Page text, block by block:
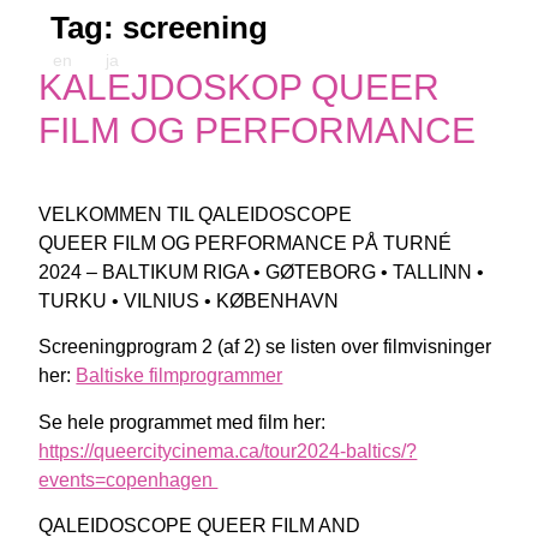
en ja
Tag: screening
KALEJDOSKOP QUEER
FILM OG PERFORMANCE
VELKOMMEN TIL QALEIDOSCOPE
QUEER FILM OG PERFORMANCE PÅ TURNÉ
2024 – BALTIKUM RIGA • GØTEBORG • TALLINN •
TURKU • VILNIUS • KØBENHAVN
Screeningprogram 2 (af 2) se listen over filmvisninger
her: Baltiske filmprogrammer
Se hele programmet med film her:
https://queercitycinema.ca/tour2024-baltics/?
events=copenhagen
QALEIDOSCOPE QUEER FILM AND